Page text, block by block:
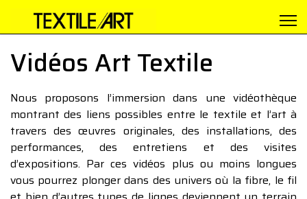
Vidéos Art Textile
Nous proposons l’immersion dans une vidéothèque
montrant des liens possibles entre le textile et l’art à
travers des œuvres originales, des installations, des
performances, des entretiens et des visites
d’expositions. Par ces vidéos plus ou moins longues
vous pourrez plonger dans des univers où la fibre, le fil